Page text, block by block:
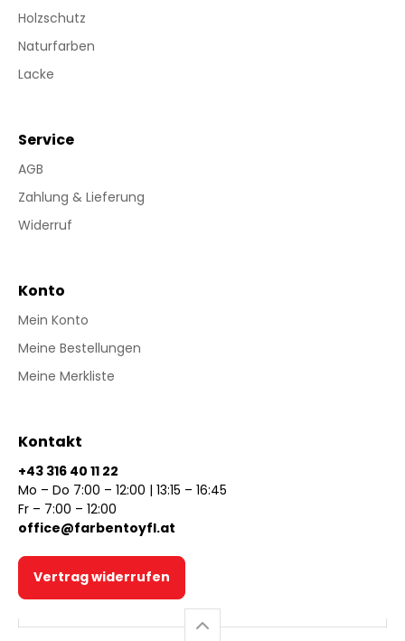
Holzschutz
Naturfarben
Lacke
Service
AGB
Zahlung & Lieferung
Widerruf
Konto
Mein Konto
Meine Bestellungen
Meine Merkliste
Kontakt
+43 316 40 11 22
Mo – Do 7:00 – 12:00 | 13:15 – 16:45
Fr – 7:00 – 12:00
office@farbentoyfl.at
Vertrag widerrufen